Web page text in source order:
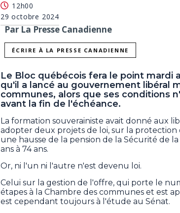
12h00
29 octobre 2024
Par La Presse Canadienne
ÉCRIRE À LA PRESSE CANADIENNE
Le Bloc québécois fera le point mardi
qu'il a lancé au gouvernement libéral
communes, alors que ses conditions
avant la fin de l'échéance.
La formation souverainiste avait donné aux
adopter deux projets de loi, sur la
une hausse de la pension de la Sécurité de
ans à 74 ans.
Or, ni l'un ni l'autre n'est devenu loi.
Celui sur la gestion de l'offre, qui porte le
étapes à la Chambre des communes et est
est cependant toujours à l'étude au Sénat.